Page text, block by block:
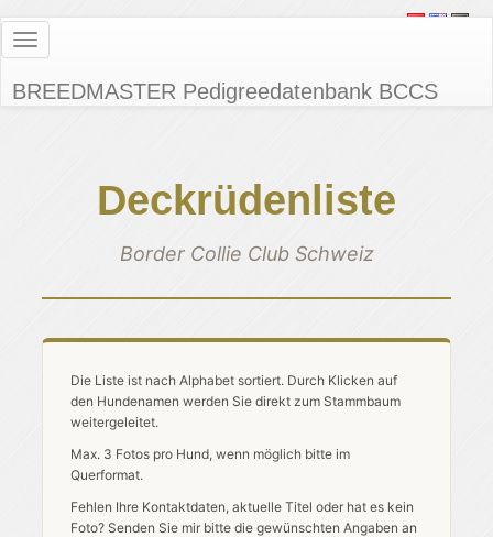
Toggle
navigation
BREEDMASTER Pedigreedatenbank BCCS
Deckrüdenliste
Border Collie Club Schweiz
Die Liste ist nach Alphabet sortiert. Durch Klicken auf
den Hundenamen werden Sie direkt zum Stammbaum
weitergeleitet.
Max. 3 Fotos pro Hund, wenn möglich bitte im
Querformat.
Fehlen Ihre Kontaktdaten, aktuelle Titel oder hat es kein
Foto? Senden Sie mir bitte die gewünschten Angaben an